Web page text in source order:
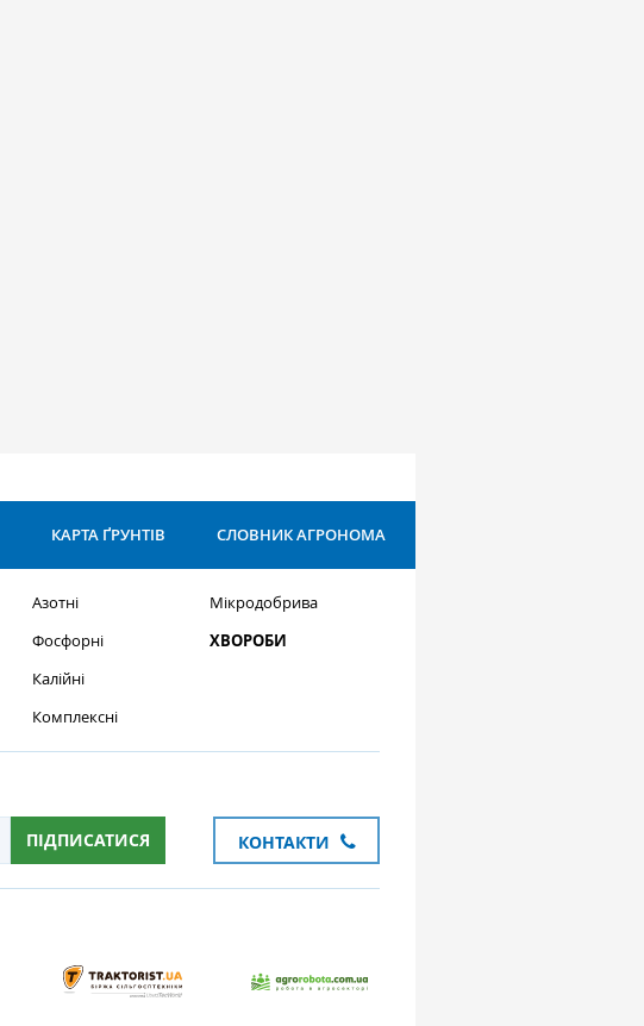
КАРТА ҐРУНТІВ СЛОВНИК АГРОНОМА
Азотні
Фосфорні
Калійні
Комплексні
Мікродобрива
ХВОРОБИ
ПІДПИСАТИСЯ КОНТАКТИ